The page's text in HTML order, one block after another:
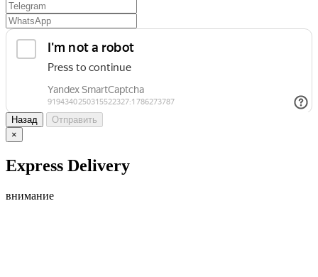
Назад
Отправить
×
Express Delivery
внимание